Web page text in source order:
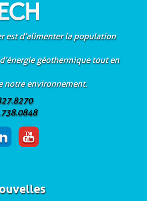
est d’alimenter la population
géothermique tout en
notre environnement.